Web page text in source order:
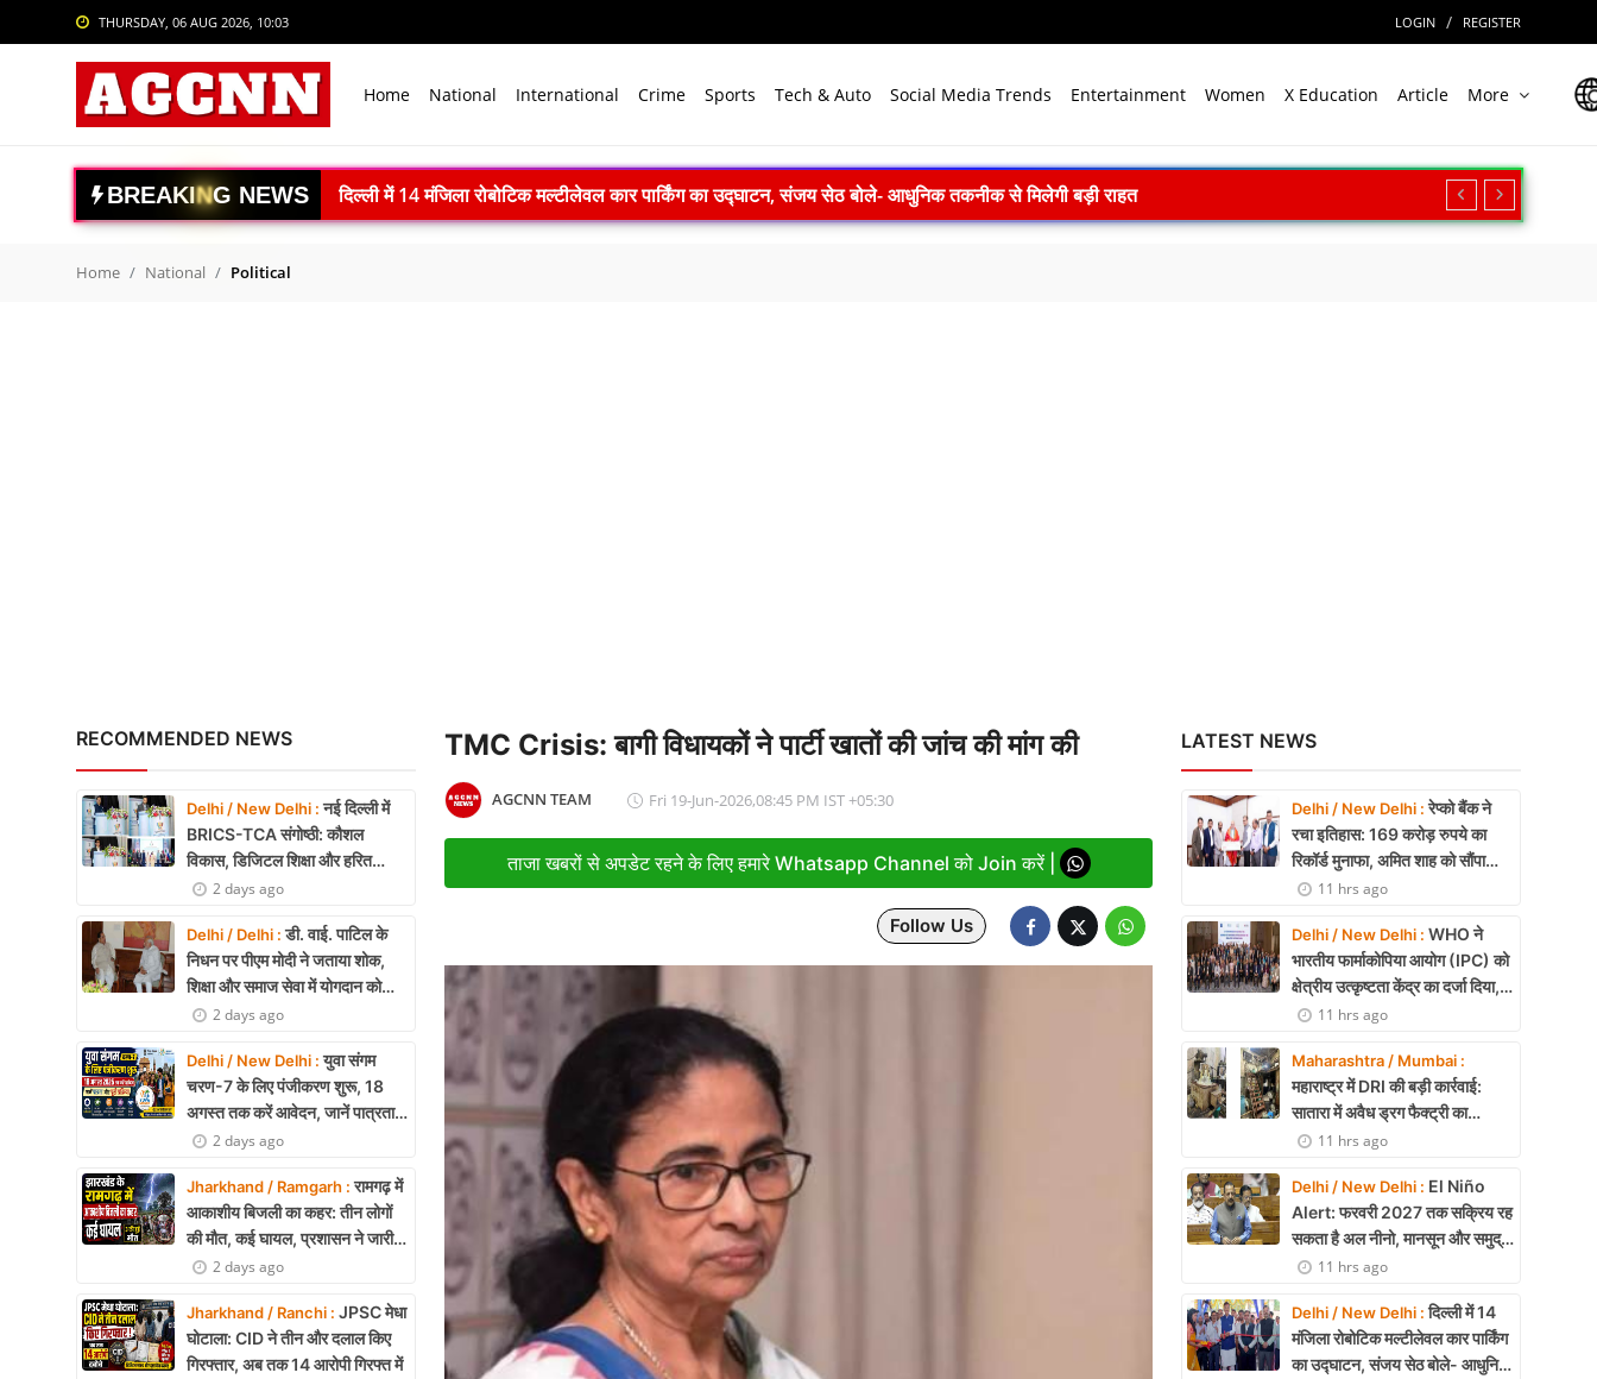
THURSDAY, 06 AUG 2026, 10:03 LOGIN / REGISTER
Home National International Crime Sports Tech & Auto Social Media Trends Entertainment Women X Education Article More
Login Register
National
International
Business
Relationship
Education
Defence & Security
Environment
Literature
History Speaks
BREAKING NEWS
वैज्ञानिक पशुपालन अपनाएं, किसानों की आय बढ़ाएं: शिवराज सिंह चौहान ने कृषि विश्वविद्यालयों से नियमित प्रशिक्षण का किया आह्वान
ISRO Space Debris Alert: 22 में से 20 भारतीय उपग्रहों पर टक्कर का खतरा, 29 बार CAM ऑपरेशन सफल
Home National Political
RECOMMENDED NEWS
Delhi / New Delhi :नई दिल्ली में
BRICS-TCA संगोष्ठी: कौशल
विकास, डिजिटल शिक्षा और हरित
तकनीक पर बनी रणनीति
2 days ago
Delhi / Delhi :डी. वाई. पाटिल के
निधन पर पीएम मोदी ने जताया शोक,
शिक्षा और समाज सेवा में योगदान को
किया याद
2 days ago
Delhi / New Delhi :युवा संगम
चरण-7 के लिए पंजीकरण शुरू, 18
अगस्त तक करें आवेदन, जानें पात्रता
और पूरी प्रक्रिया
2 days ago
Jharkhand / Ramgarh :रामगढ़ में
आकाशीय बिजली का कहर: तीन लोगों
की मौत, कई घायल, प्रशासन ने जारी
की चेतावनी
2 days ago
Jharkhand / Ranchi : JPSC मेधा
घोटाला: CID ने तीन और दलाल किए
गिरफ्तार, अब तक 14 आरोपी गिरफ्त में
TMC Crisis: बागी विधायकों ने पार्टी खातों की जांच की मांग की
AGCNN TEAM Fri 19-Jun-2026,08:45 PM IST +05:30
ताजा खबरों से अपडेट रहने के लिए हमारे Whatsapp Channel को Join करें |
Follow Us
LATEST NEWS
Delhi / New Delhi :रेप्को बैंक ने
रचा इतिहास: 169 करोड़ रुपये का
रिकॉर्ड मुनाफा, अमित शाह को सौंपा
22.90 करोड़ का लाभांश
11 hrs ago
Delhi / New Delhi : WHO ने
भारतीय फार्माकोपिया आयोग (IPC) को
क्षेत्रीय उत्कृष्टता केंद्र का दर्जा दिया,
दक्षिण-पूर्व एशिया में भारत की बड़ी
11 hrs ago
Maharashtra / Mumbai :
महाराष्ट्र में DRI की बड़ी कार्रवाई:
सातारा में अवैध ड्रग फैक्ट्री का
भंडाफोड़, अल्प्राजोलम और डायजेपाम
11 hrs ago
Delhi / New Delhi : El Niño
Alert: फरवरी 2027 तक सक्रिय रह
सकता है अल नीनो, मानसून और समुद्री
पारिस्थितिकी पर असर की आशंका
11 hrs ago
Delhi / New Delhi :दिल्ली में 14
मंजिला रोबोटिक मल्टीलेवल कार पार्किंग
का उद्घाटन, संजय सेठ बोले- आधुनिक